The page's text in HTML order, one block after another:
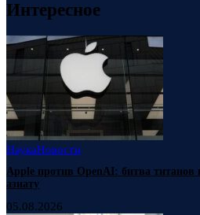
Интересное
НаукаНовости
Apple против OpenAI: битва титанов
азиату
05.08.2026